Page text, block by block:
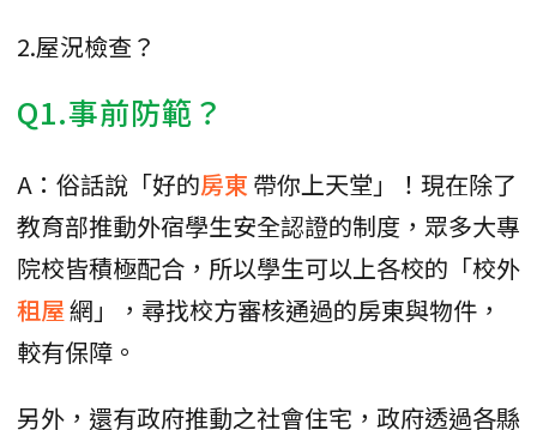
2.屋況檢查？
Q1.事前防範？
A：俗話說「好的房東 帶你上天堂」！現在除了
教育部推動外宿學生安全認證的制度，眾多大專
院校皆積極配合，所以學生可以上各校的「校外
租屋網」，尋找校方審核通過的房東與物件，
較有保障。
另外，還有政府推動之社會住宅，政府透過各縣